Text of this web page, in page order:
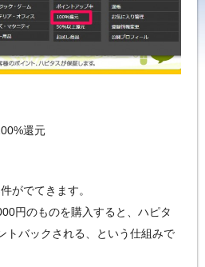
還元
がでてきます。
円のものを購入すると、ハピタ
トバックされる、という仕組みで